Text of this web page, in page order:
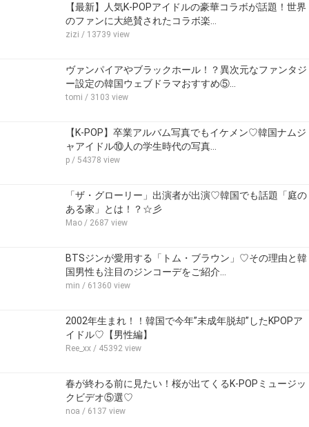
【最新】人気K-POPアイドルの豪華コラボが話題！世界
のファンに大絶賛されたコラボ楽…
zizi / 13739 view
ヴァンパイアやブラックホール！？異次元なファンタジ
ー設定の韓国ウェブドラマおすすめ⑤…
tomi / 3103 view
【K-POP】卒業アルバム写真でもイケメン♡韓国ナムジ
ャアイドル⑩人の学生時代の写真…
p / 54378 view
「ザ・グローリー」出演者が出演♡韓国でも話題「庭の
ある家」とは！？☆彡
Mao / 2687 view
BTSジンが愛用する「トム・ブラウン」♡その理由と韓
国男性も注目のジンコーデをご紹介…
min / 61360 view
2002年生まれ！！韓国で今年”未成年脱却”したKPOPア
イドル♡【男性編】
Ree_xx / 45392 view
春が終わる前に見たい！桜が出てくるK-POPミュージッ
クビデオ⑤選♡
noa / 6137 view